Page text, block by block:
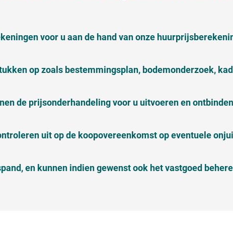
voor u aan de hand van onze
op zoals bestemmingsplan, bodemonderzoek,
de prijsonderhandeling voor u uitvoeren en
uit op de koopovereenkomst op eventuele
en kunnen indien gewenst ook het vastgoed